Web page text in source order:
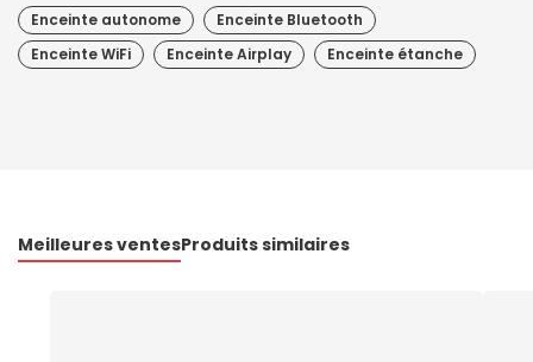
Enceinte autonome
Enceinte Bluetooth
Enceinte WiFi
Enceinte Airplay Enceinte étanche
Meilleures ventesProduits similaires